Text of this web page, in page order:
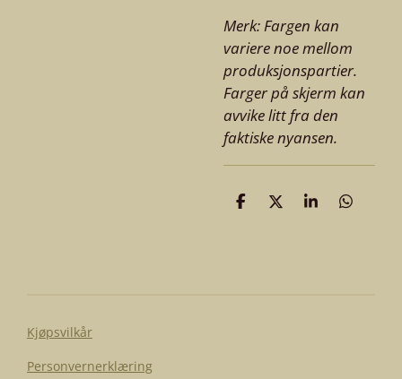
Merk: Fargen kan
variere noe mellom
produksjonspartier.
Farger på skjerm kan
avvike litt fra den
faktiske nyansen.
D
D
D
D
Kjøpsvilkår
Personvernerklæring